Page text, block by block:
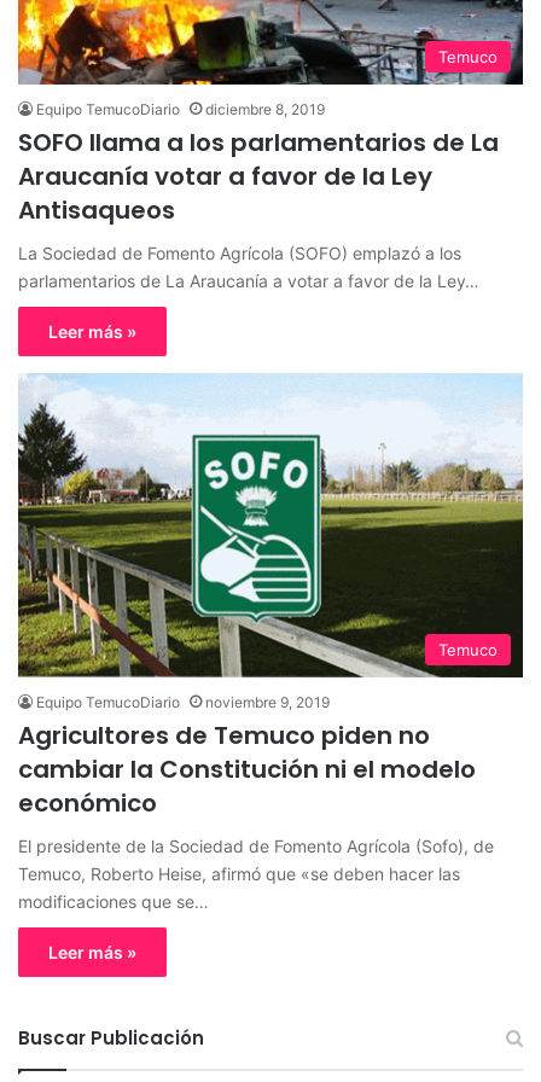
Temuco
Equipo TemucoDiario diciembre 8, 2019
SOFO llama a los parlamentarios de La
Araucanía votar a favor de la Ley
Antisaqueos
La Sociedad de Fomento Agrícola (SOFO) emplazó a los
parlamentarios de La Araucanía a votar a favor de la Ley…
Leer más »
Temuco
Equipo TemucoDiario noviembre 9, 2019
Agricultores de Temuco piden no
cambiar la Constitución ni el modelo
económico
El presidente de la Sociedad de Fomento Agrícola (Sofo), de
Temuco, Roberto Heise, afirmó que «se deben hacer las
modificaciones que se…
Leer más »
Buscar Publicación